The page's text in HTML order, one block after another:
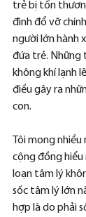
trẻ bị tổn
đình đổ vỡ
người lớn hành
đứa trẻ. Những
không khí lạnh
điều gây ra
con.
Tôi mong
cộng đồng hiểu
loạn tâm lý
sốc tâm lý lớn
hợp là do phải